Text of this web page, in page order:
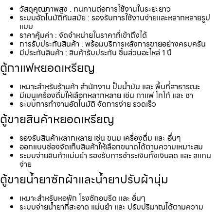
วัสดุคุณภาพสูง : ทนทานต่อการใช้งานในระยะยาว
ระบบอัตโนมัติทันสมัย : รองรับการใช้งานง่ายและหลากหลายรูป
แบบ
ราคาคุ้มค่า : จัดจำหน่ายในราคาที่เข้าถึงได้
การรับประกันสินค้า : พร้อมบริการหลังการขายอย่างครบครัน
มีประกันสินค้า : สินค้ารับประกัน ชิ้นส่วนอะไหล่ 1 ปี
ตู้กาแฟหยอดเหรียญ
เหมาะสำหรับร้านค้า สำนักงาน ปั้มน้ำมัน และ พื้นที่สาธารณะ
มีเมนูเครื่องดื่มให้เลือกหลากหลาย เช่น กาแฟ โกโก้ และ ชา
ระบบการทำงานอัตโนมัติ จัดการง่าย รวดเร็ว
ตู้ขายสินค้าหยอดเหรียญ
รองรับสินค้าหลากหลาย เช่น ขนม เครื่องดื่ม และ อื่นๆ
ออกแบบช่องจัดเก็บสินค้าให้เลือกขนาดได้ตามความเหมาะสม
ระบบจ่ายสินค้าแม่นยำ รองรับการชำระเงินทั้งเงินสด และ สแกน
จ่าย
ตู้ขายน้ำยาซักผ้าและน้ำยาปรับผ้านุ่ม
เหมาะสำหรับหอพัก โรงซักอบรีด และ อื่นๆ
ระบบจ่ายน้ำยาที่สะอาด แม่นยำ และ ปรับปริมาณได้ตามความ